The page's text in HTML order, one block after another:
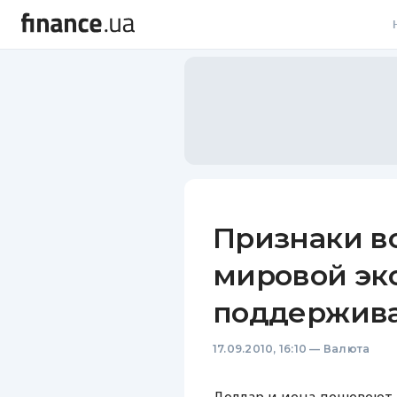
Признаки
мировой
17.09.2010, 16:10 — Валюта